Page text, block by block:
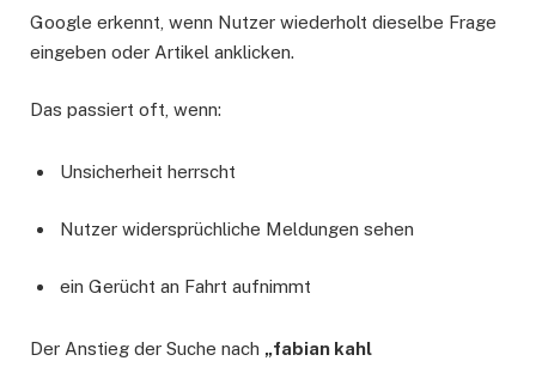
Google erkennt, wenn Nutzer wiederholt dieselbe Frage
eingeben oder Artikel anklicken.
Das passiert oft, wenn:
Unsicherheit herrscht
Nutzer widersprüchliche Meldungen sehen
ein Gerücht an Fahrt aufnimmt
Der Anstieg der Suche nach „fabian kahl